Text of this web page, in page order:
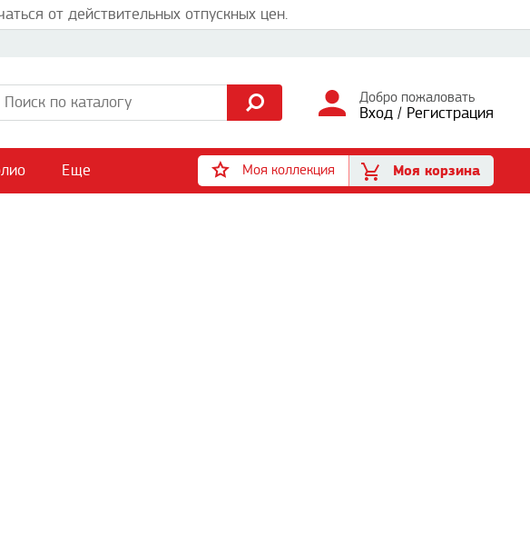
от действительных отпускных цен.
Добро пожаловать
Вход / Регистрация
Еще Моя коллекция Моя корзина